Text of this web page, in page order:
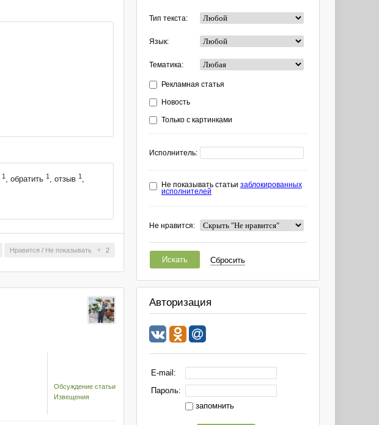
Тип текста:
Язык:
Тематика:
Рекламная статья
Новость
Только с картинками
Исполнитель:
Не показывать статьи заблокированных
исполнителей
Не нравится:
Искать Сбросить
Авторизация
E-mail:
Пароль:
запомнить
1, обратить 1, отзыв 1,
Нравится / Не показывать 2
Обсуждение статьи
Извещения